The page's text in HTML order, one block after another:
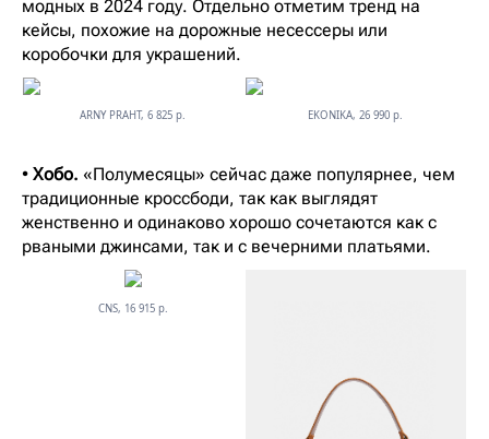
модных в 2024 году. Отдельно отметим тренд на
кейсы, похожие на дорожные несессеры или
коробочки для украшений.
ARNY PRAHT, 6 825 р. EKONIKA, 26 990 р.
• Хобо. «Полумесяцы» сейчас даже популярнее, чем
традиционные кроссбоди, так как выглядят
женственно и одинаково хорошо сочетаются как с
рваными джинсами, так и с вечерними платьями.
CNS, 16 915 р.